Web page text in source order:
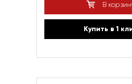
В
Купить в 1